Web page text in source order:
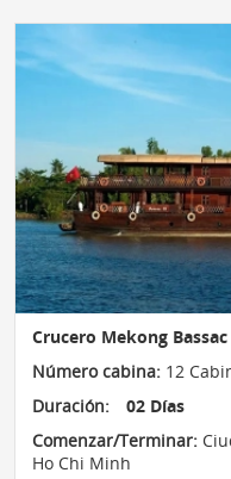
Crucero Mekong
Número cabina: 12
Duración:
02 Días
Comenzar/Terminar:
Ho Chi Minh